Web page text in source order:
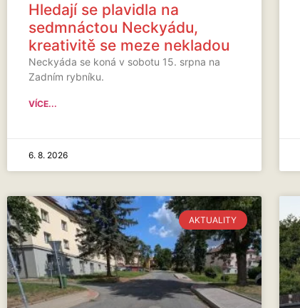
Hledají se plavidla na
sedmnáctou Neckyádu,
kreativitě se meze nekladou
Neckyáda se koná v sobotu 15. srpna na
Zadním rybníku.
VÍCE...
6. 8. 2026
AKTUALITY